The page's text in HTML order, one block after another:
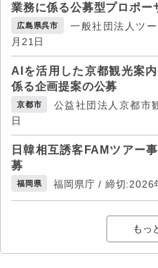
業務に係る公募型プロポー
広島県呉市
一般社団法人ツ
月21日
AIを活用した京都観光案
係る企画提案の公募
京都市
公益社団法人京都市
日
日韓相互誘客FAMツアー
募
福岡県 福岡県庁 / 締切:2026
もっ